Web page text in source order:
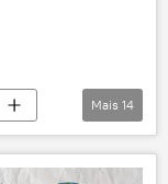
Mais 14